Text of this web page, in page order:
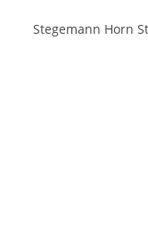
Stegemann Horn